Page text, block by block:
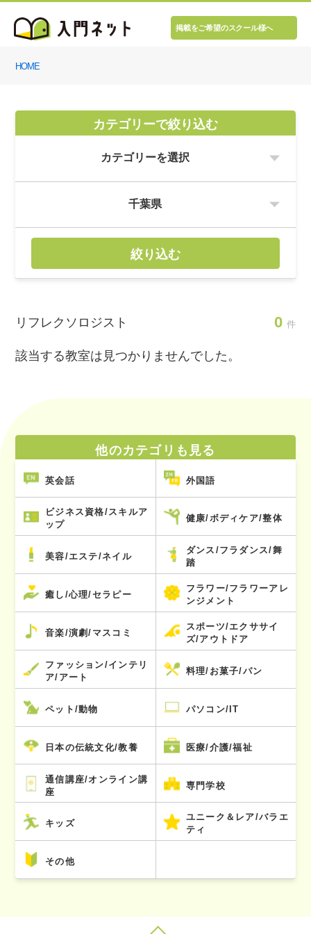
掲載をご希望のスクール様へ
HOME
カテゴリーで絞り込む
絞り込む
リフレクソロジスト 0 件
該当する教室は見つかりませんでした。
他のカテゴリも見る
英会話 外国語
ビジネス資格/スキルア
ップ
健康/ボディケア/整体
美容/エステ/ネイル
ダンス/フラダンス/舞
踏
癒し/心理/セラピー
フラワー/フラワーアレ
ンジメント
音楽/演劇/マスコミ
スポーツ/エクササイ
ズ/アウトドア
ファッション/インテリ
ア/アート
料理/お菓子/パン
ペット/動物 パソコン/IT
日本の伝統文化/教養 医療/介護/福祉
通信講座/オンライン講
座
専門学校
キッズ
ユニーク＆レア/バラエ
ティ
その他